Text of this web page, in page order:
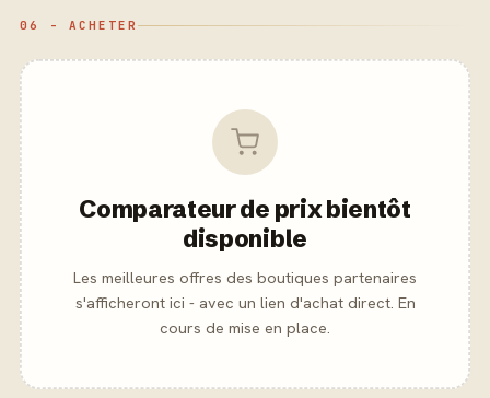
06 - ACHETER
Comparateur de prix bientôt
disponible
Les meilleures offres des boutiques partenaires
s'afficheront ici - avec un lien d'achat direct. En
cours de mise en place.